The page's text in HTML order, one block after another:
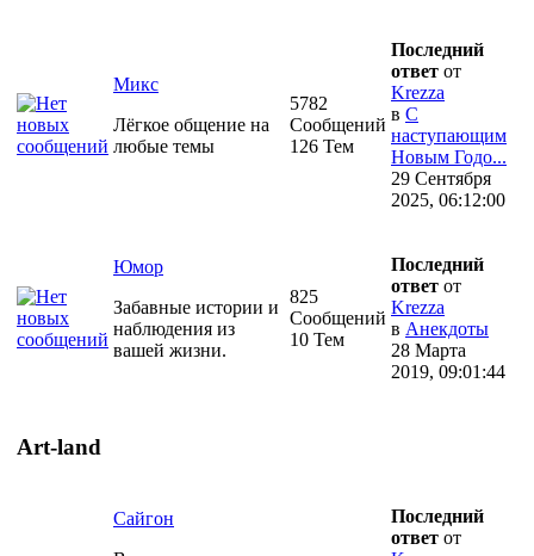
Микс
Лёгкое общение на
любые темы
5782
Сообщений
126 Тем
Последний
ответ от
Krezza
в С
наступающим
Новым Годо...
29 Сентября
2025, 06:12:00
Юмор
Забавные истории и
наблюдения из
вашей жизни.
825
Сообщений
10 Тем
Последний
ответ от
Krezza
в Анекдоты
28 Марта
2019, 09:01:44
Art-land
Сайгон
Последний
ответ от